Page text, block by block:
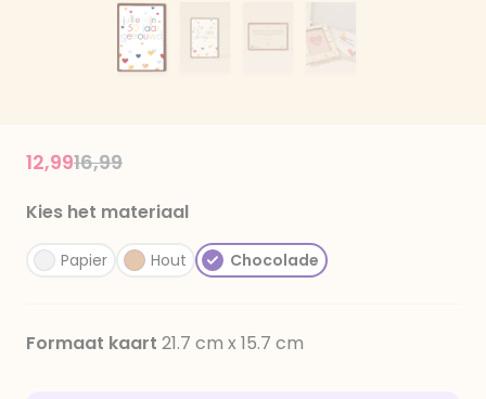
Price reduced from
16,99to
12,99
Kies het materiaal
Papier Hout Chocolade
Formaat kaart 21.7 cm x 15.7 cm